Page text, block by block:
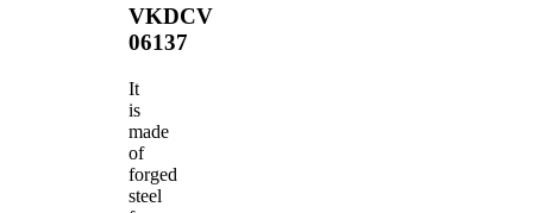
VKDCV
06137
It
is
made
of
forged
steel